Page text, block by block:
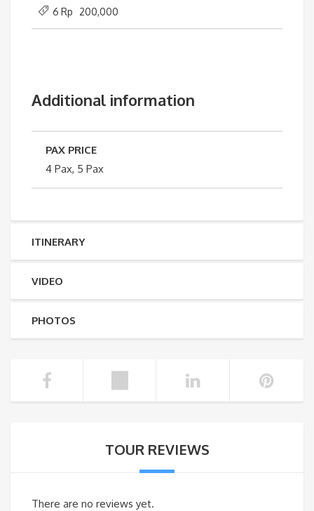
6 Rp 200,000
Additional information
PAX PRICE
4 Pax, 5 Pax
ITINERARY
VIDEO
PHOTOS
TOUR REVIEWS
There are no reviews yet.